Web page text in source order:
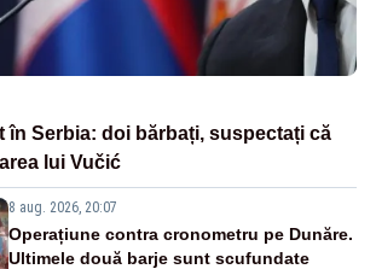
în Serbia: doi bărbați, suspectați că
lui Vučić
8 aug. 2026, 20:07
Operațiune contra cronometru pe Dunăre.
Ultimele două barje sunt scufundate